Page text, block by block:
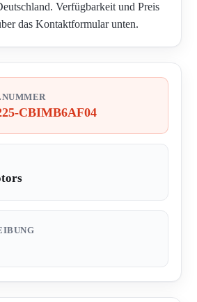
Verfügbarkeit und Preis
das Kontaktformular unten.
CBIMB6AF04